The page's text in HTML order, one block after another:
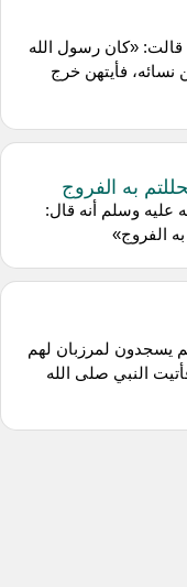
«كان رسول الله
نسائه، فأيتهن خرج
به الفروج
عليه وسلم أنه قال:
الفروج»
يسجدون لمرزبان لهم
النبي صلى الله